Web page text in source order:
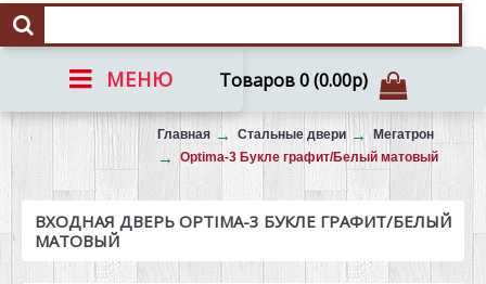
Товаров 0 (0.00р)
МЕНЮ
Вызов на замер Главная Стальные двери
Мегатрон
Optima-3 Букле графит/Белый матовый
ВХОДНАЯ ДВЕРЬ OPTIMA-3 БУКЛЕ ГРАФИТ/БЕЛЫЙ
МАТОВЫЙ